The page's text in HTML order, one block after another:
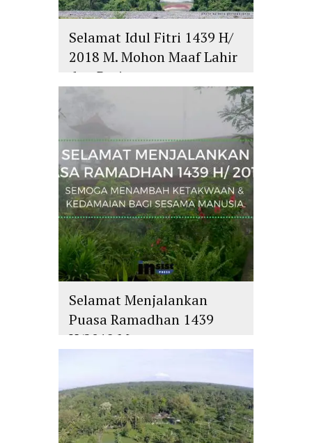
Selamat Idul Fitri 1439 H/
2018 M. Mohon Maaf Lahir
dan Batin
Selamat Menjalankan
Puasa Ramadhan 1439
H/2018 M